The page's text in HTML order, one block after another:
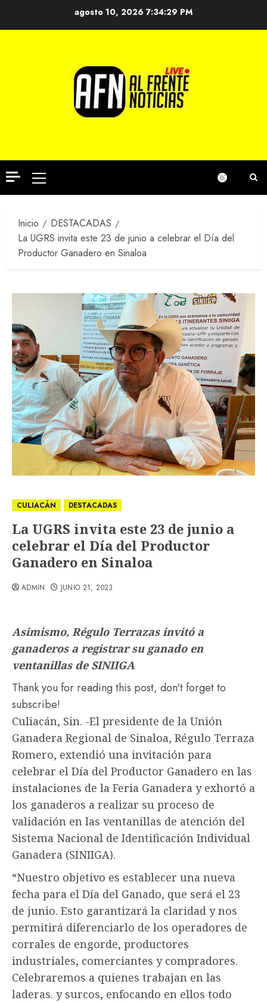
agosto 10, 2026 7:34:30 PM
Menú
principal
Inicio
DESTACADAS
La UGRS invita este 23 de junio a celebrar el Día del
Productor Ganadero en Sinaloa
CULIACÁN DESTACADAS
La UGRS invita este 23 de junio a
celebrar el Día del Productor
Ganadero en Sinaloa
ADMIN JUNIO 21, 2023
Asimismo, Régulo Terrazas invitó a
ganaderos a registrar su ganado en
ventanillas de SINIIGA
Thank you for reading this post, don't forget to
subscribe!
Culiacán, Sin. -El presidente de la Unión
Ganadera Regional de Sinaloa, Régulo Terraza
Romero, extendió una invitación para
celebrar el Día del Productor Ganadero en las
instalaciones de la Feria Ganadera y exhortó a
los ganaderos a realizar su proceso de
validación en las ventanillas de atención del
Sistema Nacional de Identificación Individual
Ganadera (SINIIGA).
“Nuestro objetivo es establecer una nueva
fecha para el Día del Ganado, que será el 23
de junio. Esto garantizará la claridad y nos
permitirá diferenciarlo de los operadores de
corrales de engorde, productores
industriales, comerciantes y compradores.
Celebraremos a quienes trabajan en las
laderas. y surcos, enfocando en ellos todo